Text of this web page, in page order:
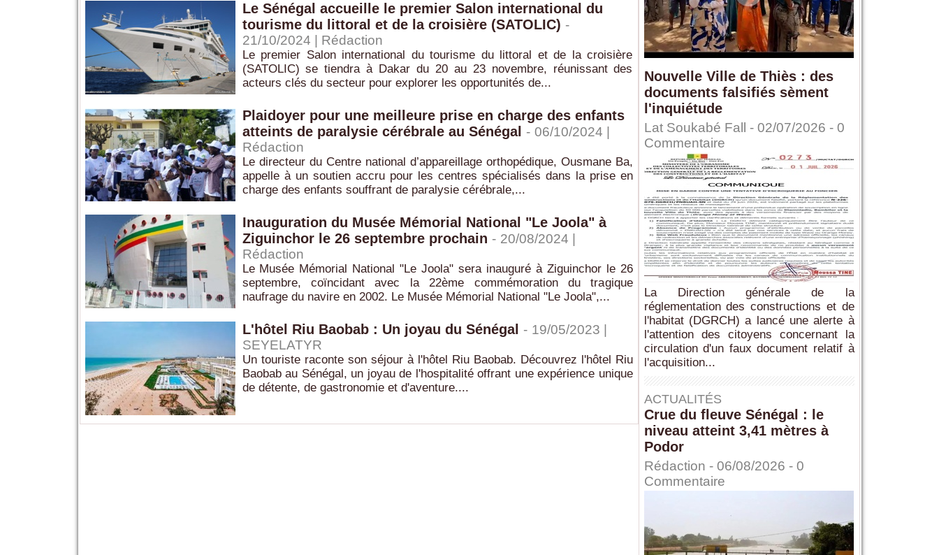
Le Sénégal accueille le premier Salon international du
tourisme du littoral et de la croisière (SATOLIC) -
21/10/2024 | Rédaction
Le premier Salon international du tourisme du littoral et de la croisière
(SATOLIC) se tiendra à Dakar du 20 au 23 novembre, réunissant des
acteurs clés du secteur pour explorer les opportunités de...
Plaidoyer pour une meilleure prise en charge des enfants
atteints de paralysie cérébrale au Sénégal - 06/10/2024 |
Rédaction
Le directeur du Centre national d’appareillage orthopédique, Ousmane Ba,
appelle à un soutien accru pour les centres spécialisés dans la prise en
charge des enfants souffrant de paralysie cérébrale,...
Inauguration du Musée Mémorial National "Le Joola" à
Ziguinchor le 26 septembre prochain - 20/08/2024 |
Rédaction
Le Musée Mémorial National "Le Joola" sera inauguré à Ziguinchor le 26
septembre, coïncidant avec la 22ème commémoration du tragique
naufrage du navire en 2002. Le Musée Mémorial National "Le Joola",...
L'hôtel Riu Baobab : Un joyau du Sénégal - 19/05/2023 |
SEYELATYR
Un touriste raconte son séjour à l'hôtel Riu Baobab. Découvrez l'hôtel Riu
Baobab au Sénégal, un joyau de l'hospitalité offrant une expérience unique
de détente, de gastronomie et d'aventure....
Nouvelle Ville de Thiès : des
documents falsifiés sèment
l'inquiétude
Lat Soukabé Fall - 02/07/2026 - 0
Commentaire
La Direction générale de la
réglementation des constructions et de
l'habitat (DGRCH) a lancé une alerte à
l'attention des citoyens concernant la
circulation d'un faux document relatif à
l'acquisition...
ACTUALITÉS
Crue du fleuve Sénégal : le
niveau atteint 3,41 mètres à
Podor
Rédaction - 06/08/2026 - 0
Commentaire